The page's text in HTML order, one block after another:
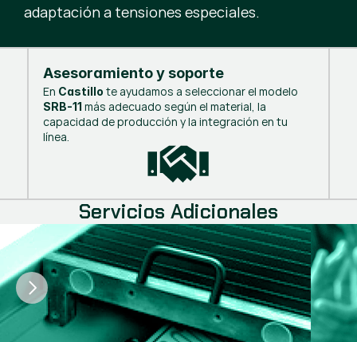
adaptación a tensiones especiales.
Asesoramiento y soporte
En Castillo te ayudamos a seleccionar el modelo
SRB-11 más adecuado según el material, la
capacidad de producción y la integración en tu
línea.
Servicios Adicionales